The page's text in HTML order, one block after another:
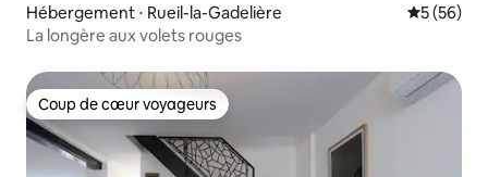
Hébergement ⋅ Rueil-la-Gadelière
5 (56)
La longère aux volets rouges
Coup de cœur voyageurs
Coup de cœur voyageurs